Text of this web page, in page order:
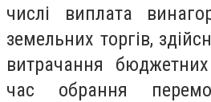
числі виплата
земельних торгів,
витрачання
час обрання